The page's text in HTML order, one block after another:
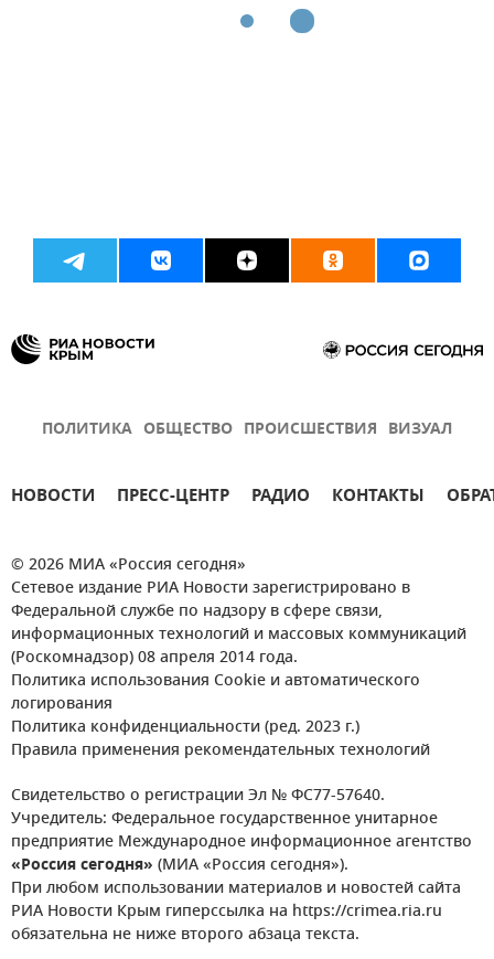
ПОЛИТИКА ОБЩЕСТВО ПРОИСШЕСТВИЯ ВИЗУАЛ
НОВОСТИ ПРЕСС-ЦЕНТР РАДИО КОНТАКТЫ
© 2026 МИА «Россия сегодня»
Сетевое издание РИА Новости зарегистрировано в
Федеральной службе по надзору в сфере связи,
информационных технологий и массовых коммуникаций
(Роскомнадзор) 08 апреля 2014 года.
Политика использования Cookie и автоматического
логирования
Политика конфиденциальности (ред. 2023 г.)
Правила применения рекомендательных технологий
Свидетельство о регистрации Эл № ФС77-57640.
Учредитель: Федеральное государственное унитарное
предприятие Международное информационное агентство
«Россия сегодня» (МИА «Россия сегодня»).
При любом использовании материалов и новостей сайта
РИА Новости Крым гиперссылка на https://crimea.ria.ru
обязательна не ниже второго абзаца текста.